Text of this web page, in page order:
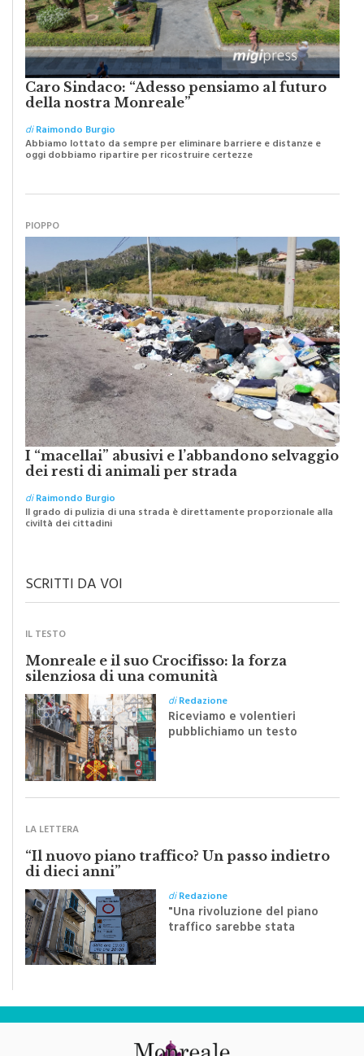
Caro Sindaco: “Adesso pensiamo al futuro
della nostra Monreale”
diRaimondo Burgio
Abbiamo lottato da sempre per eliminare barriere e distanze e
oggi dobbiamo ripartire per ricostruire certezze
PIOPPO
I “macellai” abusivi e l’abbandono selvaggio
dei resti di animali per strada
diRaimondo Burgio
Il grado di pulizia di una strada è direttamente proporzionale alla
civiltà dei cittadini
SCRITTI DA VOI
IL TESTO
Monreale e il suo Crocifisso: la forza
silenziosa di una comunità
diRedazione
Riceviamo e volentieri
pubblichiamo un testo
Festa del Santissimo
LA LETTERA
“Il nuovo piano traffico? Un passo indietro
di dieci anni”
diRedazione
"Una rivoluzione del piano
traffico sarebbe stata